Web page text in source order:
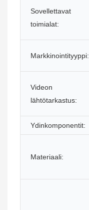
Sovellettavat
toimialat:
Markkinointityyppi:
Videon
lähtötarkastus:
Ydinkomponentit:
Materiaali: